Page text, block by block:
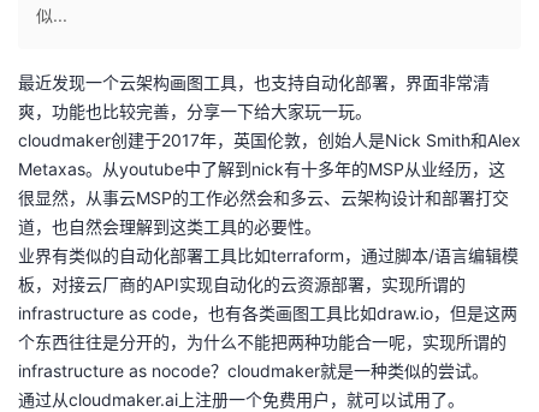
主
页
的
开
发
者
我
的
博
我
的
我
似...
最近发现一个云架构画图工具，也支持自动化部署，界面非常清
爽，功能也比较完善，分享一下给大家玩一玩。
cloudmaker创建于2017年，英国伦敦，创始人是Nick Smith和Alex
Metaxas。从youtube中了解到nick有十多年的MSP从业经历，这
很显然，从事云MSP的工作必然会和多云、云架构设计和部署打交
道，也自然会理解到这类工具的必要性。
业界有类似的自动化部署工具比如terraform，通过脚本/语言编辑模
板，对接云厂商的API实现自动化的云资源部署，实现所谓的
infrastructure as code，也有各类画图工具比如draw.io，但是这两
个东西往往是分开的，为什么不能把两种功能合一呢，实现所谓的
infrastructure as nocode？cloudmaker就是一种类似的尝试。
通过从cloudmaker.ai上注册一个免费用户，就可以试用了。